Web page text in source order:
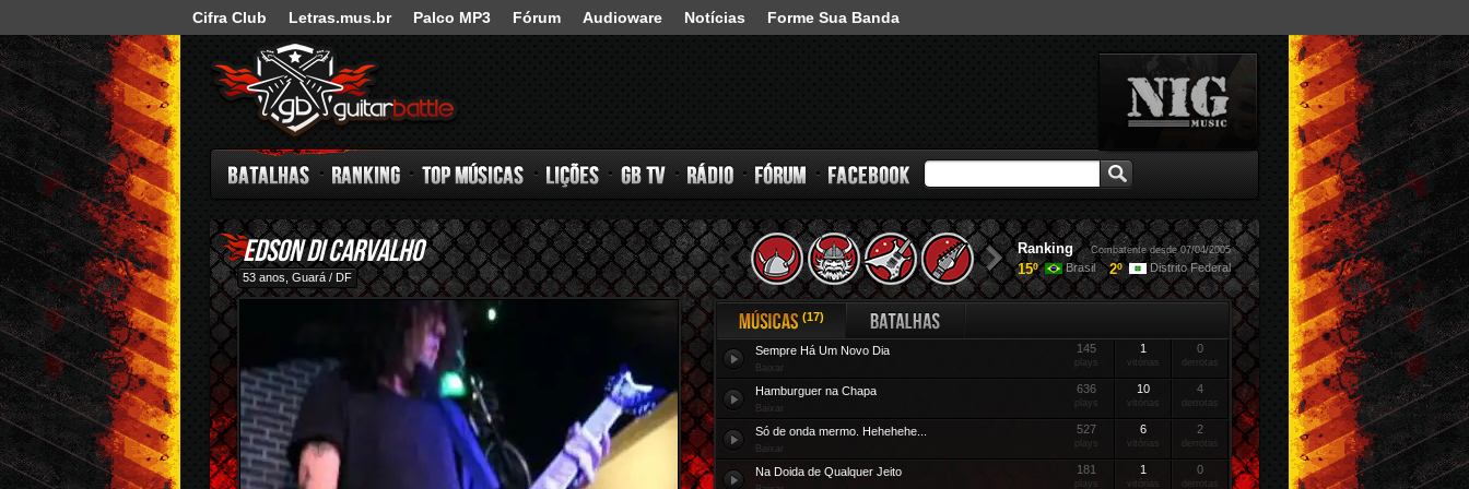
Cifra Club Letras.mus.br Palco MP3 Fórum Audioware Notícias Forme Sua Banda
Guitar Battle
Batalhas Ranking Top Músicas Lições GB TV Rádio Fórum Facebook
Edson di Carvalho
53 anos, Guará / DF
Combatente desde 07/04/2005
Ranking
15º
Brasil 2º Distrito Federal
Músicas
(17)
Sempre Há Um Novo Dia
Baixar
145
plays
1
vitórias
0
derrotas
Hamburguer na Chapa
Baixar
636
plays
10
vitórias
4
derrotas
Só de onda mermo. Hehehehe...
Baixar
527
plays
6
vitórias
2
derrotas
Na Doida de Qualquer Jeito 181
plays
1
vitórias
0
derrotas